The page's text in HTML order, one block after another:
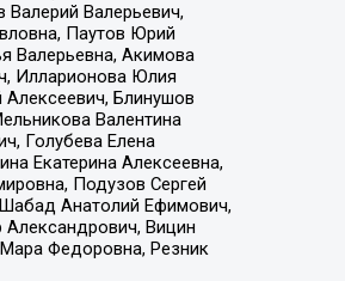
Валерьевич,
Паутов Юрий
Валерьевна, Акимова
Илларионова Юлия
Блинушов
Валентина
Голубева Елена
Екатерина Алексеевна,
Подузов Сергей
Анатолий Ефимович,
Вицин
Федоровна, Резник